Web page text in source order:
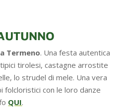
Termeno. Una festa autentica
tirolesi, castagne arrostite
lo strudel di mele. Una vera
folcloristici con le loro danze
QUI.